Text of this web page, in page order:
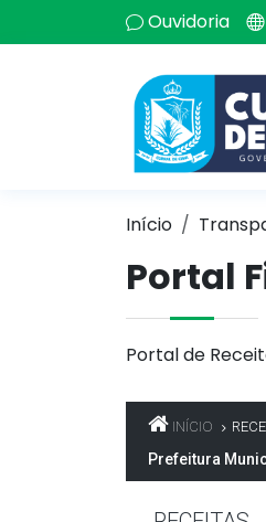
Ouvidoria
Início
Portal
Portal de